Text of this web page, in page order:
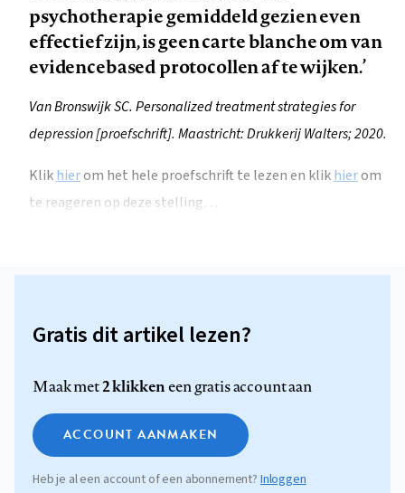
psychotherapie gemiddeld gezien even
effectief zijn, is geen carte blanche om van
evidencebased protocollen af te wijken.’
Van Bronswijk SC. Personalized treatment strategies for
depression [proefschrift]. Maastricht: Drukkerij Walters; 2020.
Klikhierom het hele proefschrift te lezen en klikhierom
te reageren op deze stelling…
Gratis dit artikel lezen?
Maak met2 klikkeneen gratis account aan
ACCOUNT AANMAKEN
Heb je al een account of een abonnement? Inloggen